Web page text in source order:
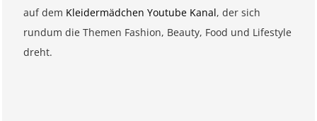
auf dem Kleidermädchen Youtube Kanal, der sich
rundum die Themen Fashion, Beauty, Food und Lifestyle
dreht.